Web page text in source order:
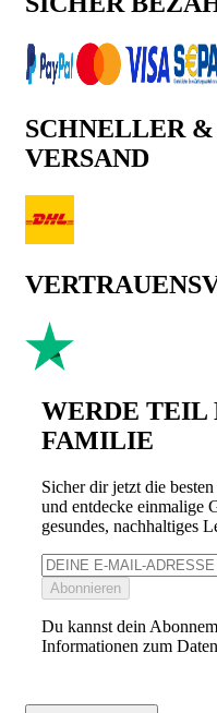
SCHNELLER
VERSAND
WERDE TEIL
FAMILIE
Sicher dir jetzt die
und entdecke einmalige
gesundes, nachhaltiges
Abonnieren
Du kannst dein
Informationen zum